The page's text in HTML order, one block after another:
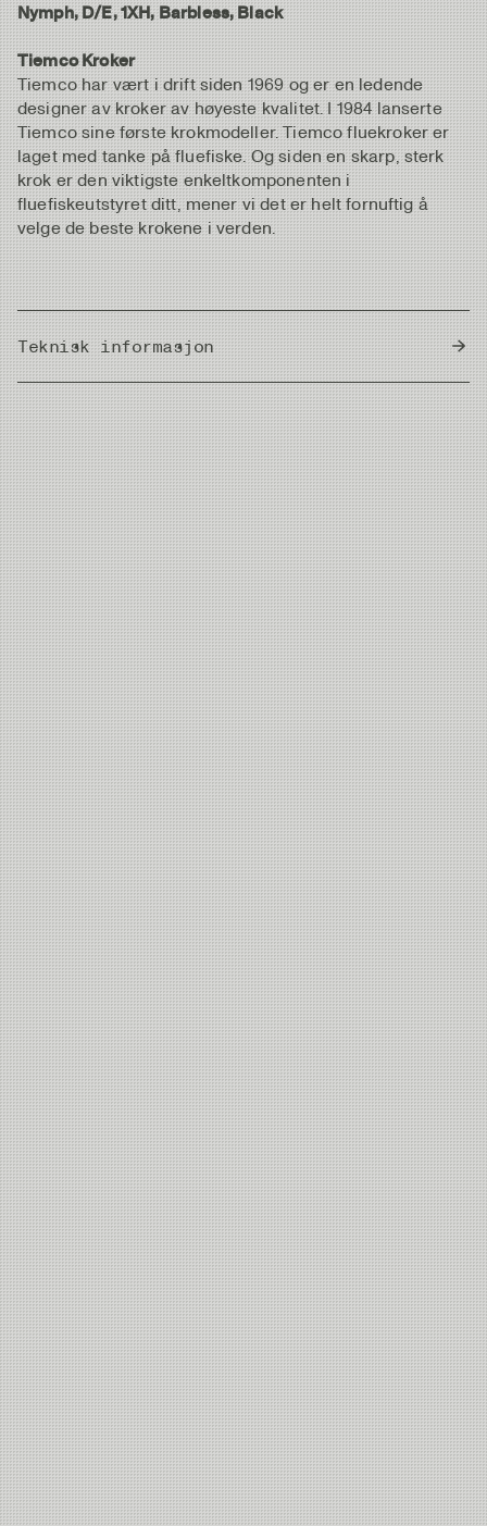
Nymph, D/E, 1XH, Barbless, Black
Tiemco Kroker
Tiemco har vært i drift siden 1969 og er en ledende
designer av kroker av høyeste kvalitet. I 1984 lanserte
Tiemco sine første krokmodeller. Tiemco fluekroker er
laget med tanke på fluefiske. Og siden en skarp, sterk
krok er den viktigste enkeltkomponenten i
fluefiskeutstyret ditt, mener vi det er helt fornuftig å
velge de beste krokene i verden.
Teknisk informasjon
Country of Origin Japan